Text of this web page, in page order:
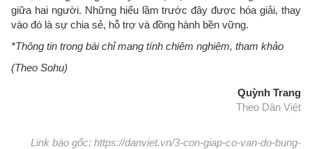
giữa hai người. Những hiểu lầm trước đây được hóa giải, thay
vào đó là sự chia sẻ, hỗ trợ và đồng hành bền vững.
*Thông tin trong bài chỉ mang tính chiêm nghiệm, tham khảo
(Theo Sohu)
Quỳnh Trang
Theo Dân Việt
Link báo gốc: https://danviet.vn/3-con-giap-co-van-do-bung-